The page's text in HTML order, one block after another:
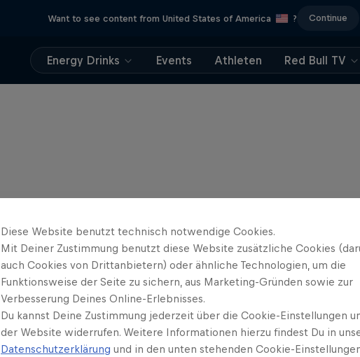
Want to see content from United States of America ? Continue
Energy Drinks Events Athleten Red Bull TV
Diese Website benutzt technisch notwendige Cookies.
Mit Deiner Zustimmung benutzt diese Website zusätzliche Cookies
auch Cookies von Drittanbietern) oder ähnliche Technologien, um die
Funktionsweise der Seite zu sichern, aus Marketing-Gründen sowie zur
Verbesserung Deines Online-Erlebnisses.
Du kannst Deine Zustimmung jederzeit über die Cookie-Einstellungen
der Website widerrufen. Weitere Informationen hierzu findest Du in
Datenschutzerklärung und in den unten stehenden Cookie-